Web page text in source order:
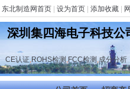
东北制造网首页 设为首页 添加收藏
深圳集四海电子科技公
CE认证,ROHS检测 ,FCC检测,成分分析